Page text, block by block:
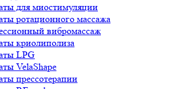
для миостимуляции
ротационного массажа
вибромассаж
криолиполиза
LPG
VelaShape
прессотерапии